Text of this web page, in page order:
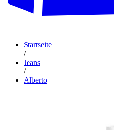
Startseite
/
Jeans
/
Alberto